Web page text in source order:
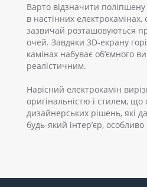
Варто відзначити поліпшену
в настінних електрокамінах,
зазвичай розташовуються
очей. Завдяки 3D-екрану
камінах набуває об’ємного
реалістичним.
Навісний електрокамін
оригінальністю і стилем, що
дизайнерських рішень, які
будь-який інтер’єр,